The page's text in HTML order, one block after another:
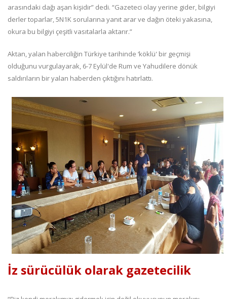
arasındaki dağı aşan kişidir” dedi. “Gazeteci olay yerine gider, bilgiyi
derler toparlar, 5N1K sorularına yanıt arar ve dağın öteki yakasına,
okura bu bilgiyi çeşitli vasıtalarla aktarır.”
Aktan, yalan haberciliğin Türkiye tarihinde ‘köklü' bir geçmişi
olduğunu vurgulayarak, 6-7 Eylül'de Rum ve Yahudilere dönük
saldırıların bir yalan haberden çıktığını hatırlattı.
İz sürücülük olarak gazetecilik